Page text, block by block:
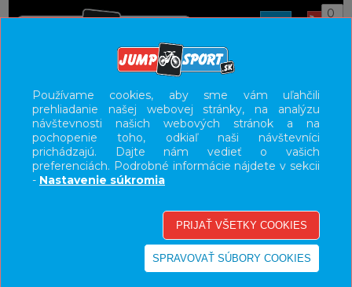
0
UŽÍVATEĽSKÝ PANEL
KATEGÓRIE
HLAVNÉ MENU
-31%
Používame cookies, aby sme vám uľahčili
prehliadanie našej webovej stránky, na analýzu
návštevnosti našich webových stránok a na
pochopenie toho, odkiaľ naši návštevníci
prichádzajú. Dajte nám vedieť o vašich
preferenciách. Podrobné informácie nájdete v sekcii
- Nastavenie súkromia